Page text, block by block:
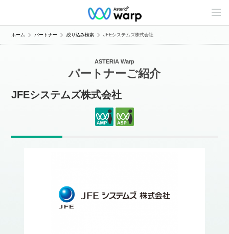
C
n
e
ホーム パートナー 絞り込み検索 JFEシステムズ株式会社
ASTERIA Warp
パートナーご紹介
JFEシステムズ株式会社